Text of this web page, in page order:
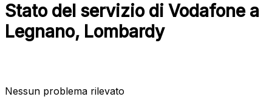
Stato del servizio di Vodafone a
Legnano, Lombardy
Nessun problema rilevato